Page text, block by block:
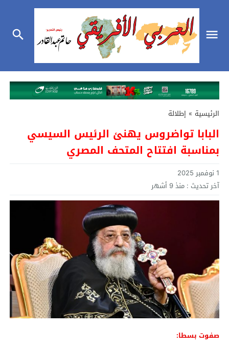
الرئيسية » إطلالة
البابا تواضروس يهنئ الرئيس السيسي
بمناسبة افتتاح المتحف المصري
1 نوفمبر 2025
آخر تحديث : منذ 9 أشهر
صفوت بسطا: